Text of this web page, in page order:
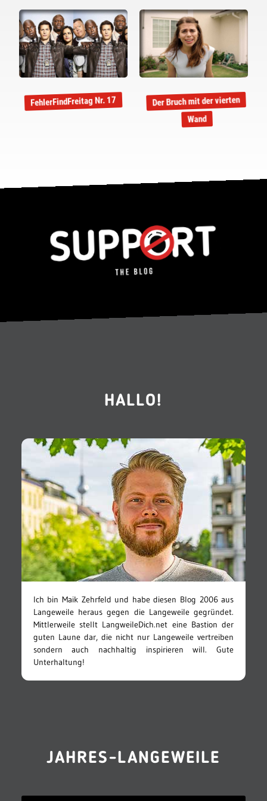
FehlerFindFreitag Nr. 17 Der Bruch mit der vierten
Wand
HALLO!
Ich bin Maik Zehrfeld und habe diesen Blog 2006 aus
Langeweile heraus gegen die Langeweile gegründet.
Mittlerweile stellt LangweileDich.net eine Bastion der
guten Laune dar, die nicht nur Langeweile vertreiben
sondern auch nachhaltig inspirieren will. Gute
Unterhaltung!
JAHRES-LANGEWEILE